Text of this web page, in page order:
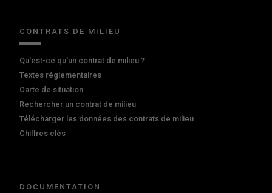
CONTRATS DE MILIEU
Qu'est-ce qu'un contrat de milieu ?
Textes réglementaires
Carte de situation
Rechercher un contrat de milieu
Télécharger les données des contrats de milieu
Chiffres clés
DOCUMENTATION